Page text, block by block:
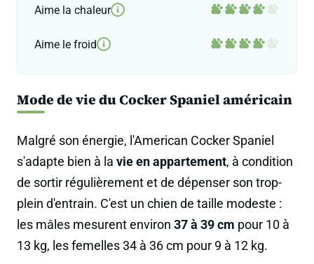
Aime la chaleur i
Aime le froid i
Mode de vie du Cocker Spaniel américain
Malgré son énergie, l'American Cocker Spaniel
s'adapte bien à la vie en appartement, à condition
de sortir régulièrement et de dépenser son trop-
plein d'entrain. C'est un chien de taille modeste :
les mâles mesurent environ 37 à 39 cm pour 10 à
13 kg, les femelles 34 à 36 cm pour 9 à 12 kg.